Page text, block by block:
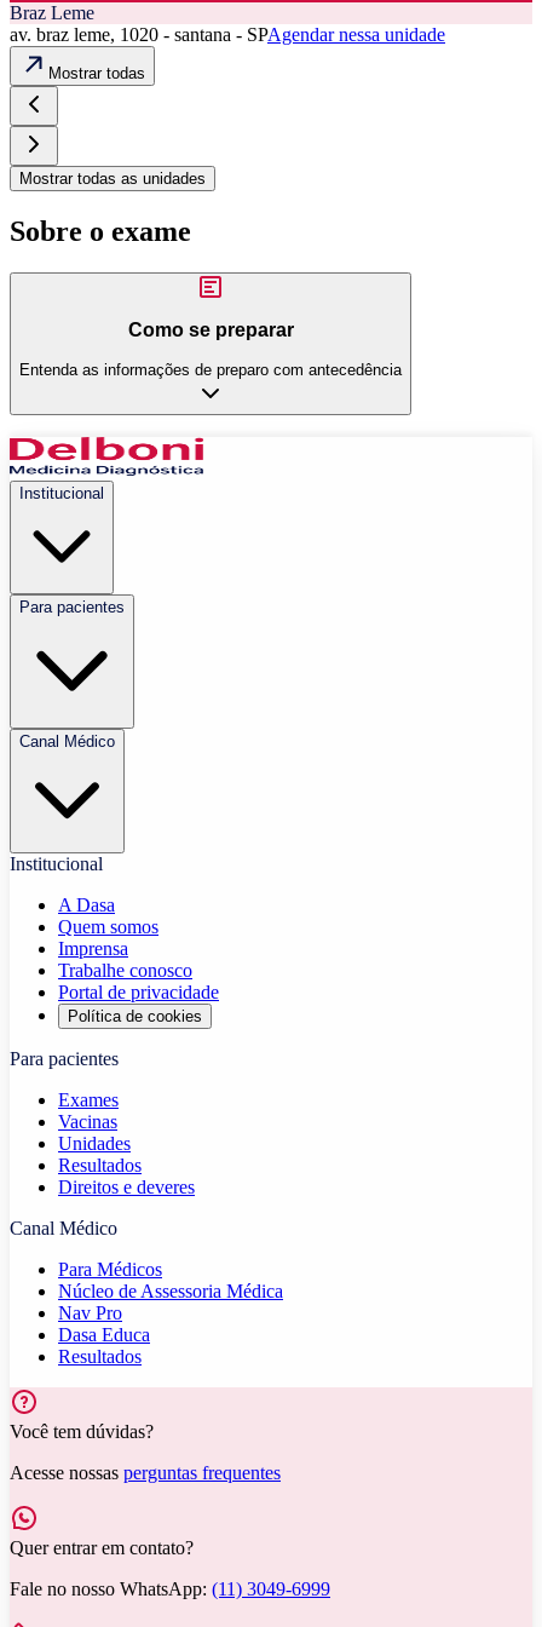
Braz Leme
av. braz leme, 1020 - santana - SPAgendar nessa unidade
Mostrar todas
Mostrar todas as unidades
Sobre o exame
Como se preparar
Entenda as informações de preparo com antecedência
Institucional
Para pacientes
Canal Médico
Institucional
A Dasa
Quem somos
Imprensa
Trabalhe conosco
Portal de privacidade
Política de cookies
Para pacientes
Exames
Vacinas
Unidades
Resultados
Direitos e deveres
Canal Médico
Para Médicos
Núcleo de Assessoria Médica
Nav Pro
Dasa Educa
Resultados
Você tem dúvidas?
Acesse nossas perguntas frequentes
Quer entrar em contato?
Fale no nosso WhatsApp: (11) 3049-6999